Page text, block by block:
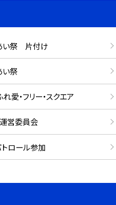
い祭 片付け
い祭
愛・フリー・スクエア
運営委員会
トロール参加